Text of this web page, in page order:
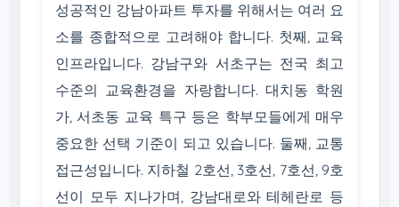
성공적인 강남아파트 투자를 위해서는 여러 요
소를 종합적으로 고려해야 합니다. 첫째, 교육
인프라입니다. 강남구와 서초구는 전국 최고
수준의 교육환경을 자랑합니다. 대치동 학원
가, 서초동 교육 특구 등은 학부모들에게 매우
중요한 선택 기준이 되고 있습니다. 둘째, 교통
접근성입니다. 지하철 2호선, 3호선, 7호선, 9호
선이 모두 지나가며, 강남대로와 테헤란로 등